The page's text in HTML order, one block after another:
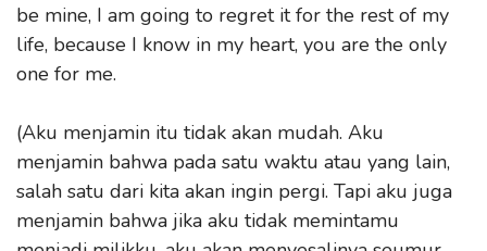
be mine, I am going to regret it for the rest of my
life, because I know in my heart, you are the only
one for me.
(Aku menjamin itu tidak akan mudah. Aku
menjamin bahwa pada satu waktu atau yang lain,
salah satu dari kita akan ingin pergi. Tapi aku juga
menjamin bahwa jika aku tidak memintamu